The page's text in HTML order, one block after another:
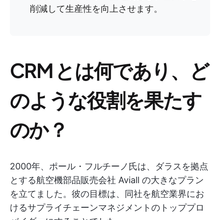
削減して生産性を向上させます。
CRM とは何であり、ど
のような役割を果たす
のか？
2000年、ポール・フルチーノ氏は、ダラスを拠点
とする航空機部品販売会社 Aviall の大きなプラン
を立てました。彼の目標は、同社を航空業界にお
けるサプライチェーンマネジメントのトッププロ